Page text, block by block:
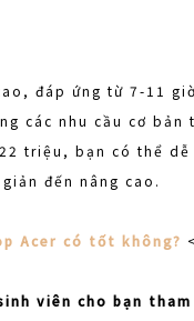
đáp ứng từ 7-11
các nhu cầu cơ
triệu, bạn có thể
đến nâng cao.
Acer có tốt không?
viên cho bạn tham